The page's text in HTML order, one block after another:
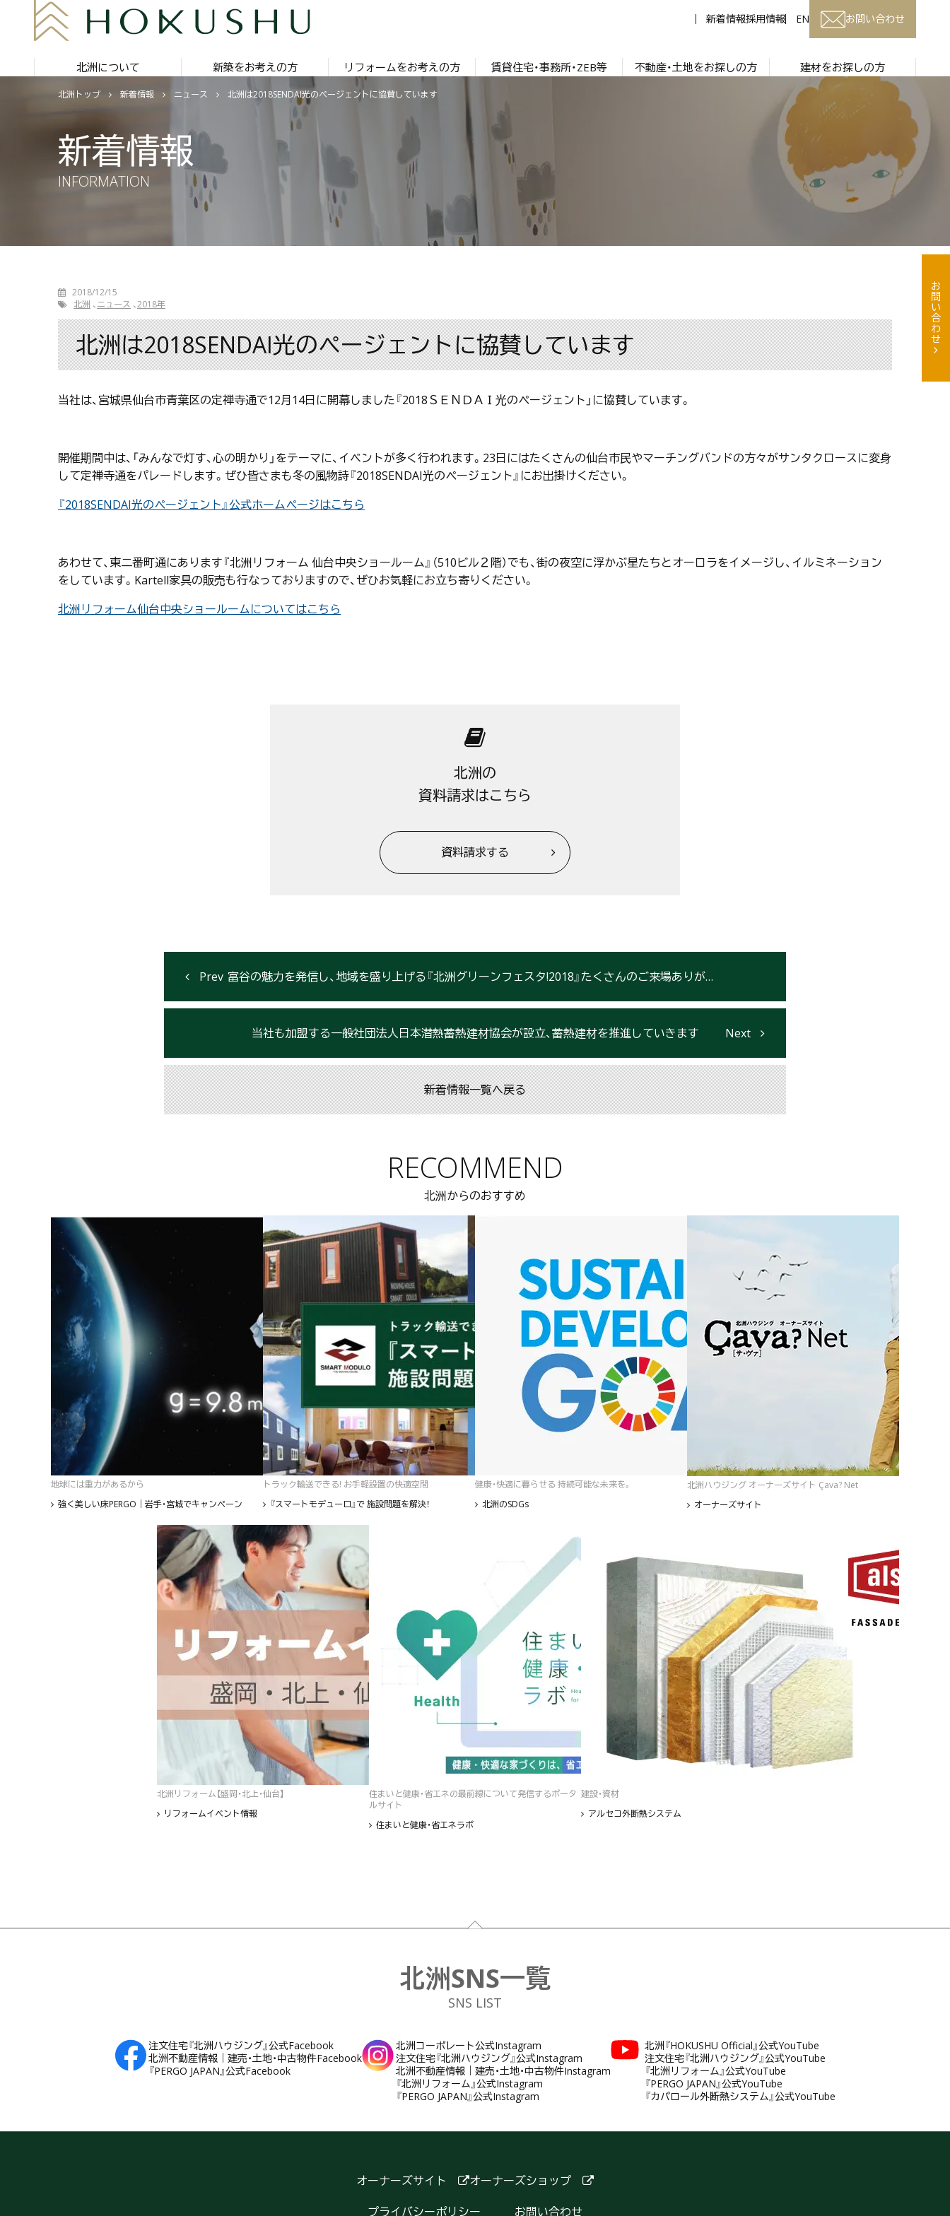
新着情報採用情報 EN お問い合わせ
北洲について 新築をお考えの方 リフォームをお考えの方 賃貸住宅・事務所・ZEB等 不動産・土地をお探しの方 建材をお探しの方
北洲トップ 新着情報 ニュース 北洲は2018SENDAI光のページェントに協賛しています
新着情報
INFORMATION
2018/12/15
北洲
ニュース 2018年
北洲は2018SENDAI光のページェントに協賛しています
当社は、宮城県仙台市青葉区の定禅寺通で12月14日に開幕しました『2018ＳＥＮＤＡＩ光のページェント」に協賛しています。
開催期間中は、「みんなで灯す、心の明かり」をテーマに、イベントが多く行われます。23日にはたくさんの仙台市民やマーチングバンドの方々がサンタクロースに変身
して定禅寺通をパレードします。ぜひ皆さまも冬の風物詩『2018SENDAI光のページェント』にお出掛けください。
『2018SENDAI光のページェント』公式ホームページはこちら
あわせて、東二番町通にあります『北洲リフォーム 仙台中央ショールーム』（510ビル２階）でも、街の夜空に浮かぶ星たちとオーロラをイメージし、イルミネーション
をしています。Kartell家具の販売も行なっておりますので、ぜひお気軽にお立ち寄りください。
北洲リフォーム仙台中央ショールームについてはこちら
北洲の
資料請求はこちら
資料請求する
富谷の魅力を発信し、地域を盛り上げる『北洲グリーンフェスタ!2018』たくさんのご来場ありがとうございました
当社も加盟する一般社団法人日本潜熱蓄熱建材協会が設立、蓄熱建材を推進していきます
新着情報一覧へ戻る
RECOMMEND
北洲からのおすすめ
地球には重力があるから
強く美しい床PERGO｜岩手・宮城でキャンペーン
トラック輸送できる! お手軽設置の快適空間
『スマートモデューロ』で 施設問題を解決！
健康・快適に暮らせる 持続可能な未来を。
北洲のSDGs
北洲ハウジング オーナーズサイト Çava? Net
オーナーズサイト
北洲リフォーム【盛岡・北上・仙台】
リフォームイベント情報
住まいと健康・省エネの最前線について発信するポータ
ルサイト
住まいと健康・省エネラボ
建設・資材
アルセコ外断熱システム
お問い合わせ
フッター
北洲SNS一覧
SNS LIST
注文住宅『北洲ハウジング』公式Facebook
北洲不動産情報｜建売・土地・中古物件Facebook
『PERGO JAPAN』公式Facebook
北洲コーポレート公式Instagram
注文住宅『北洲ハウジング』公式Instagram
北洲不動産情報｜建売・土地・中古物件Instagram
『北洲リフォーム』公式Instagram
『PERGO JAPAN』公式Instagram
北洲『HOKUSHU Official』公式YouTube
注文住宅『北洲ハウジング』公式YouTube
『北洲リフォーム』公式YouTube
『PERGO JAPAN』公式YouTube
『カパロール外断熱システム』公式YouTube
オーナーズサイト
オーナーズショップ
プライバシーポリシー
お問い合わせ